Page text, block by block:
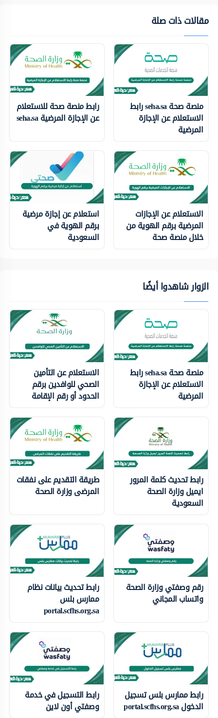
مقالات ذات صلة
منصة صحة seha.sa رابط
الاستعلام عن الإجازة
المرضية
رابط منصة صحة للاستعلام
عن الإجازة المرضية seha.sa
الاستعلام عن الإجازات
المرضية برقم الهوية من
خلال منصة صحة
استعلام عن إجازة مرضية
برقم الهوية في
السعودية
الزوار شاهدوا أيضًا
منصة صحة seha.sa رابط
الاستعلام عن الإجازة
المرضية
الاستعلام عن التأمين
الصحي للوافدين برقم
الحدود أو رقم الإقامة
رابط تحديث كلمة المرور
ايميل وزارة الصحة
السعودية
طريقة التقديم على نفقات
المرضى وزارة الصحة
رقم وصفتي وزارة الصحة
واتساب المجاني
رابط تحديث بيانات نظام
ممارس بلس
portal.scfhs.org.sa
رابط ممارس بلس تسجيل
الدخول portal.scfhs.org.sa
رابط التسجيل في خدمة
وصفتي أون لاين